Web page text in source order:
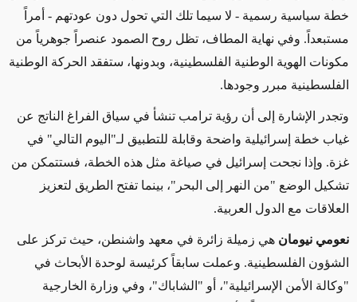
خطة سياسية رسمية - لا سيما تلك التي تحول دون عودتهم - أمراً
مستبعداً. وفي نهاية المطاف، تظل روح الصمود عنصراً جوهرياً من
مكونات الهوية الوطنية الفلسطينية، وبدونها، ستفقد الحركة الوطنية
الفلسطينية مبرر وجودها.
وتجدر الإشارة إلى أن رؤية ترامب تنشأ في سياق الفراغ الناتج عن
غياب خطة إسرائيلية واضحة وقابلة للتطبيق لـ"اليوم التالي" في
غزة. وإذا نجحت إسرائيل في صياغة مثل هذه الخطة، فستتمكن من
تشكيل الوضع "من النهر إلى البحر"، بينما تفتح الطريق لتعزيز
العلاقات مع الدول العربية.
نعومي نيومان هي زميلة زائرة في معهد واشنطن، حيث تركز على
الشؤون الفلسطينية. وعملت سابقاً كرئيسة لوحدة الأبحاث في
"وكالة الأمن الإسرائيلية"، أو "الشاباك"، وفي وزارة الخارجية